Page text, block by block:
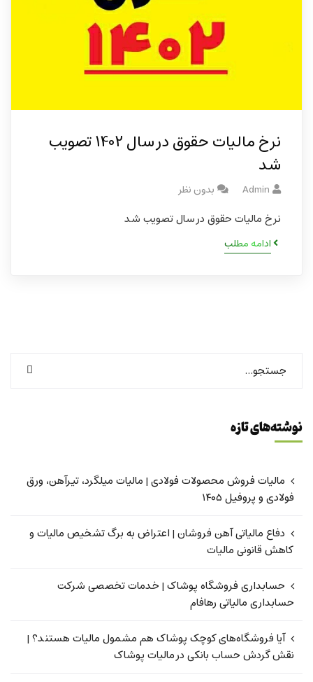
نرخ مالیات حقوق در سال 1402 تصویب
شد
Admin بدون نظر
نرخ مالیات حقوق در سال تصویب شد
ادامه مطلب
نوشته‌های تازه
مالیات فروش محصولات فولادی | مالیات میلگرد، تیرآهن، ورق
فولادی و پروفیل ۱۴۰۵
دفاع مالیاتی آهن فروشان | اعتراض به برگ تشخیص مالیات و
کاهش قانونی مالیات
حسابداری فروشگاه پوشاک | خدمات تخصصی شرکت
حسابداری مالیاتی رهافام
آیا فروشگاه‌های کوچک پوشاک هم مشمول مالیات هستند؟ |
نقش گردش حساب بانکی در مالیات پوشاک